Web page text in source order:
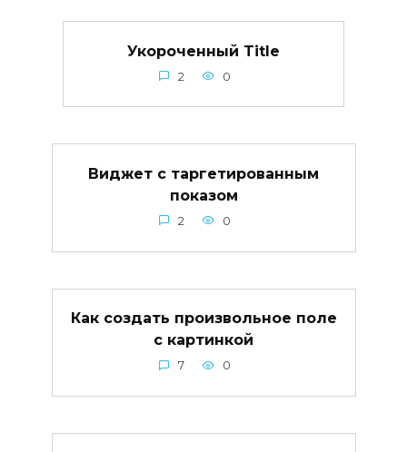
Укороченный Title
2 0
Виджет с таргетированным
показом
2 0
Как создать произвольное поле
с картинкой
7 0